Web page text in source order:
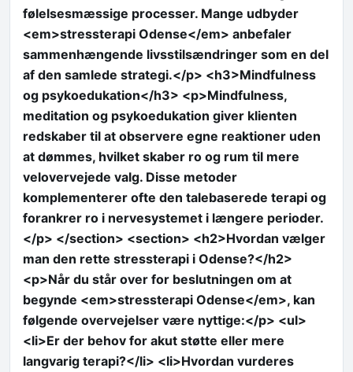
følelsesmæssige processer. Mange udbyder
<em>stressterapi Odense</em> anbefaler
sammenhængende livsstilsændringer som en del
af den samlede strategi.</p> <h3>Mindfulness
og psykoedukation</h3> <p>Mindfulness,
meditation og psykoedukation giver klienten
redskaber til at observere egne reaktioner uden
at dømmes, hvilket skaber ro og rum til mere
velovervejede valg. Disse metoder
komplementerer ofte den talebaserede terapi og
forankrer ro i nervesystemet i længere perioder.
</p> </section> <section> <h2>Hvordan vælger
man den rette stressterapi i Odense?</h2>
<p>Når du står over for beslutningen om at
begynde <em>stressterapi Odense</em>, kan
følgende overvejelser være nyttige:</p> <ul>
<li>Er der behov for akut støtte eller mere
langvarig terapi?</li> <li>Hvordan vurderes